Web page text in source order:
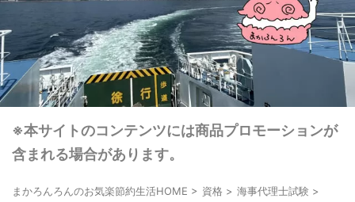
※本サイトのコンテンツには商品プロモーションが
含まれる場合があります。
まかろんろんのお気楽節約生活HOME > 資格 > 海事代理士試験 >